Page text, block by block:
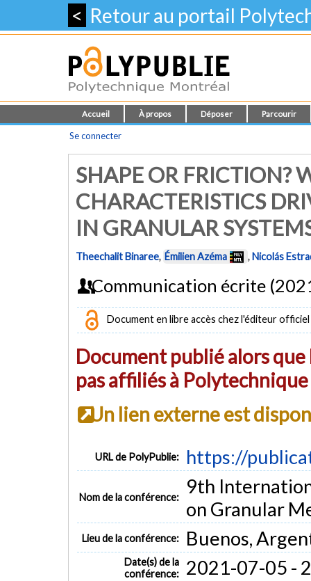
< Retour au portail
Accueil À propos Déposer Parcourir
Se connecter
SHAPE OR FRICTION?
CHARACTERISTICS
IN GRANULAR
Theechalit Binaree, Émilien Azéma ,Nicolás
Communication écrite
Document en libre accès chez l'éditeur officiel
Document publié alors
pas affiliés à
Un lien externe est
URL de PolyPublie: https://
Nom de la conférence:
9th
on Granular
Lieu de la conférence: Buenos,
Date(s) de la
conférence:
2021-07-05 -